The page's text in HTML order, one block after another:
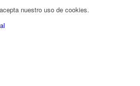
nuestro uso de cookies.